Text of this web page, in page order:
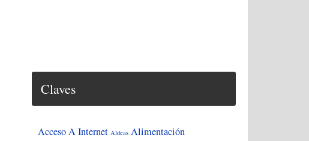
Claves
Acceso A Internet Aldeas Alimentación